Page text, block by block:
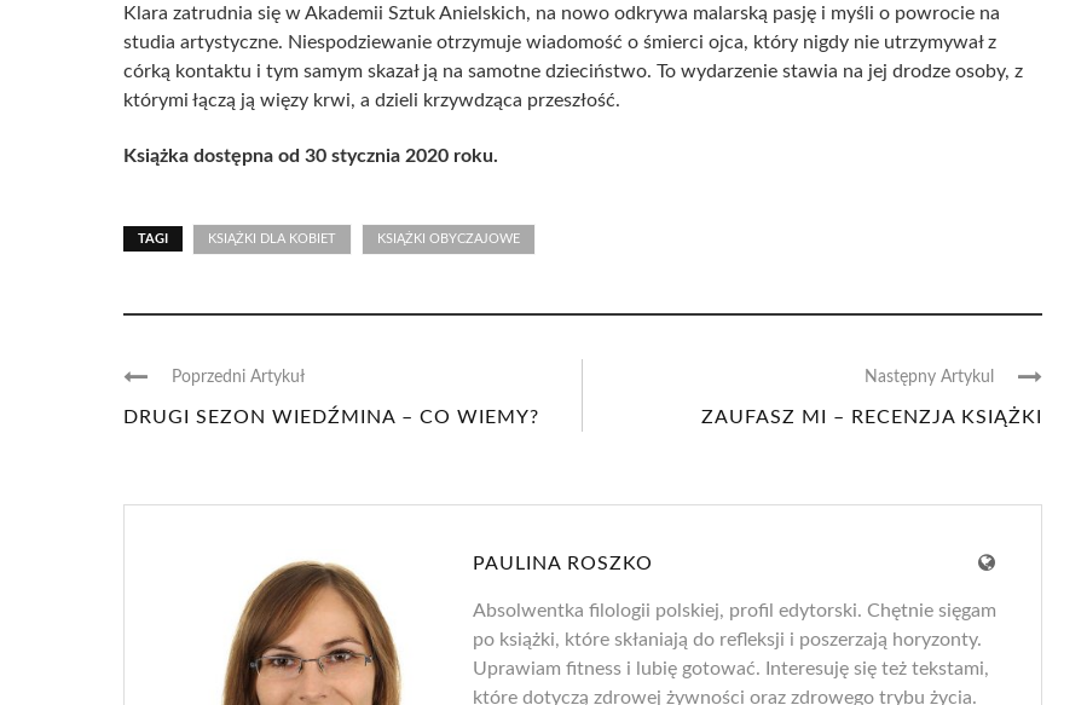
Klara zatrudnia się w Akademii Sztuk Anielskich, na nowo odkrywa malarską pasję i myśli o powrocie na
studia artystyczne. Niespodziewanie otrzymuje wiadomość o śmierci ojca, który nigdy nie utrzymywał z
córką kontaktu i tym samym skazał ją na samotne dzieciństwo. To wydarzenie stawia na jej drodze osoby, z
którymi łączą ją więzy krwi, a dzieli krzywdząca przeszłość.
Książka dostępna od 30 stycznia 2020 roku.
TAGI KSIĄŻKI DLA KOBIET KSIĄŻKI OBYCZAJOWE
Poprzedni Artykuł
DRUGI SEZON WIEDŹMINA – CO WIEMY?
Następny Artykul
ZAUFASZ MI – RECENZJA KSIĄŻKI
PAULINA ROSZKO
Absolwentka filologii polskiej, profil edytorski. Chętnie sięgam
po książki, które skłaniają do refleksji i poszerzają horyzonty.
Uprawiam fitness i lubię gotować. Interesuję się też tekstami,
które dotyczą zdrowej żywności oraz zdrowego trybu życia.